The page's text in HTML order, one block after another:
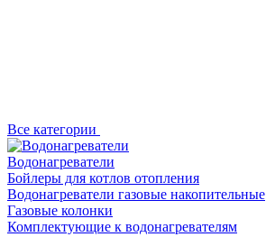
Все категории
Водонагреватели
Бойлеры для котлов отопления
Водонагреватели газовые накопительные
Газовые колонки
Комплектующие к водонагревателям